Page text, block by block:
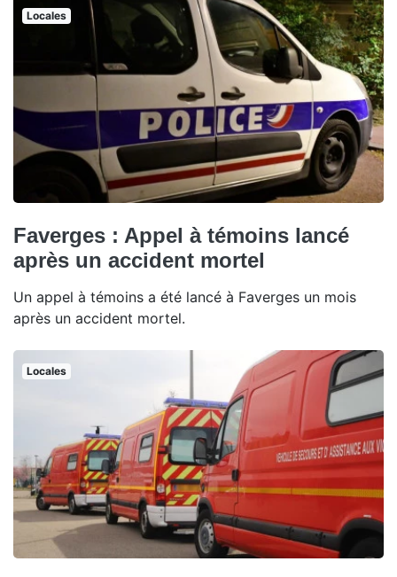
Locales
Faverges : Appel à témoins lancé
après un accident mortel
Un appel à témoins a été lancé à Faverges un mois
après un accident mortel.
Locales